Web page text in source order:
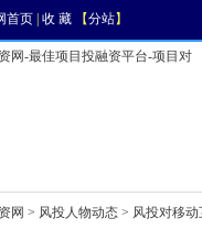
首页 收 藏 【分站】
网 > 风投人物动态 > 风投对移